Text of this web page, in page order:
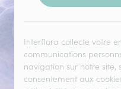
Interflora collecte votre
communications
navigation sur notre site,
consentement aux